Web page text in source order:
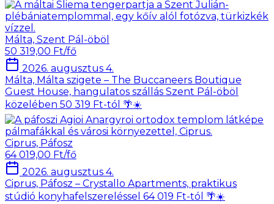
Málta, Szent Pál-öböl
50 319,00 Ft/fő
2026. augusztus 4.
Málta, Málta szigete – The Buccaneers Boutique
Guest House, hangulatos szállás Szent Pál-öböl
közelében 50 319 Ft-tól 🌴☀️
Ciprus, Páfosz
64 019,00 Ft/fő
2026. augusztus 4.
Ciprus, Páfosz – Crystallo Apartments, praktikus
stúdió konyhafelszereléssel 64 019 Ft-tól 🌴☀️